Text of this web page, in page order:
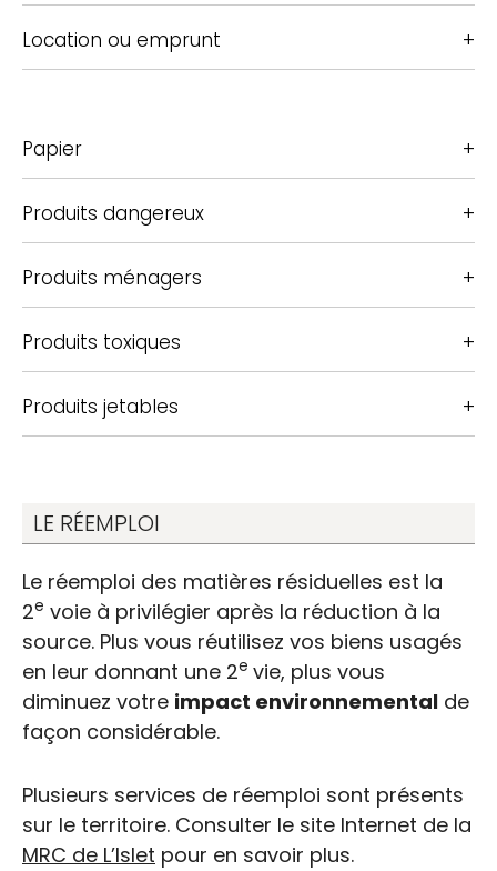
Location ou emprunt
Papier
Produits dangereux
Produits ménagers
Produits toxiques
Produits jetables
LE RÉEMPLOI
Le réemploi des matières résiduelles est la
2e voie à privilégier après la réduction à la
source. Plus vous réutilisez vos biens usagés
en leur donnant une 2e vie, plus vous
diminuez votre impact environnemental de
façon considérable.
Plusieurs services de réemploi sont présents
sur le territoire. Consulter le site Internet de la
MRC de L’Islet pour en savoir plus.